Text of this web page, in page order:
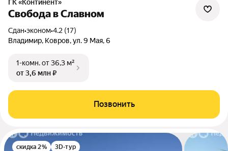
ГК «Континент»
Свобода в Славном
Сдан•эконом•4.2 (17)
Владимир, Ковров, ул. 9 Мая, 6
1-комн.от 36,3 м²
от 3,6 млн ₽
Позвонить
скидка 2% 3D-тур